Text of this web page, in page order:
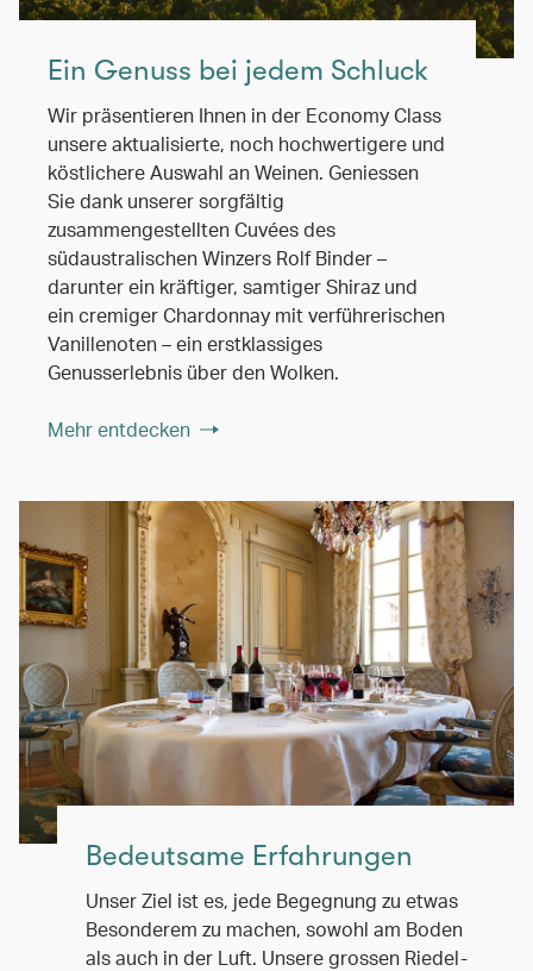
Ein Genuss bei jedem Schluck
Wir präsentieren Ihnen in der Economy Class
unsere aktualisierte, noch hochwertigere und
köstlichere Auswahl an Weinen. Geniessen
Sie dank unserer sorgfältig
zusammengestellten Cuvées des
südaustralischen Winzers Rolf Binder –
darunter ein kräftiger, samtiger Shiraz und
ein cremiger Chardonnay mit verführerischen
Vanillenoten – ein erstklassiges
Genusserlebnis über den Wolken.
Mehr entdecken
Bedeutsame Erfahrungen
Unser Ziel ist es, jede Begegnung zu etwas
Besonderem zu machen, sowohl am Boden
als auch in der Luft. Unsere grossen Riedel-